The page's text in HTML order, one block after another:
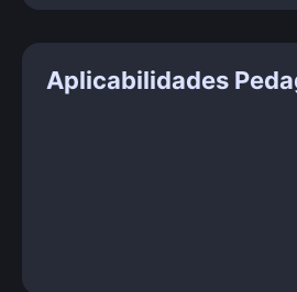
Aplicabilidades